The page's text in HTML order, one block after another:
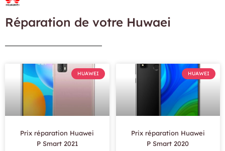
Réparation de votre Huwaei
HUAWEI
Prix réparation Huawei
P Smart 2021
HUAWEI
Prix réparation Huawei
P Smart 2020